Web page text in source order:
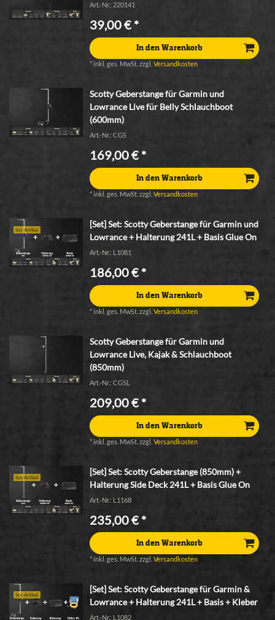
Art.-Nr.: 220141
39,00 € *
In den Warenkorb
* inkl. ges. MwSt. zzgl.Versandkosten
Scotty Geberstange für Garmin und
Lowrance Live für Belly Schlauchboot
(600mm)
Art.-Nr.: CGS
169,00 € *
In den Warenkorb
* inkl. ges. MwSt. zzgl.Versandkosten
Set-Artikel
[Set] Set: Scotty Geberstange für Garmin und
Lowrance + Halterung 241L + Basis Glue On
Art.-Nr.: L1081
186,00 € *
In den Warenkorb
* inkl. ges. MwSt. zzgl.Versandkosten
Scotty Geberstange für Garmin und
Lowrance Live, Kajak & Schlauchboot
(850mm)
Art.-Nr.: CGSL
209,00 € *
In den Warenkorb
* inkl. ges. MwSt. zzgl.Versandkosten
Set-Artikel
[Set] Set: Scotty Geberstange (850mm) +
Halterung Side Deck 241L + Basis Glue On
Art.-Nr.: L1168
235,00 € *
In den Warenkorb
* inkl. ges. MwSt. zzgl.Versandkosten
Set-Artikel
[Set] Set: Scotty Geberstange für Garmin &
Lowrance + Halterung 241L + Basis + Kleber
Art.-Nr.: L1082